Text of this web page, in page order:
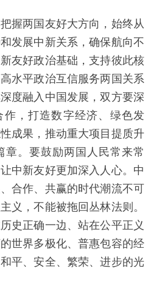
握两国友好大方向，始终从
发展中新关系，确保航向不
友好政治基础，支持彼此核
水平政治互信服务两国关系
度融入中国发展，双方要深
作，打造数字经济、绿色发
成果，推动重大项目提质升
章。要鼓励两国人民常来常
中新友好更加深入人心。中
合作、共赢的时代潮流不可
义，不能被拖回丛林法则。
史正确一边、站在公平正义
世界多极化、普惠包容的经
平、安全、繁荣、进步的光